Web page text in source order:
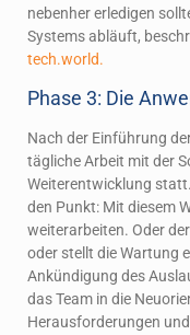
nebenher erledigen
Systems abläuft,
tech.world.
Phase 3: Die
Nach der Einführung
tägliche Arbeit mit der
Weiterentwicklung
den Punkt: Mit diesem
weiterarbeiten. Oder
oder stellt die Wartung
Ankündigung des
das Team in die
Herausforderungen